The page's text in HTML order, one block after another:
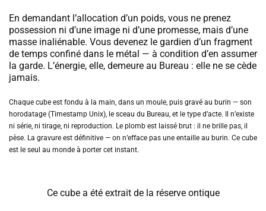
En demandant l’allocation d’un poids, vous ne prenez
possession ni d’une image ni d’une promesse, mais d’une
masse inaliénable. Vous devenez le gardien d’un fragment
de temps confiné dans le métal — à condition d’en assumer
la garde. L’énergie, elle, demeure au Bureau : elle ne se cède
jamais.
Chaque cube est fondu à la main, dans un moule, puis gravé au burin — son
horodatage (Timestamp Unix), le sceau du Bureau, et le type d’acte. Il n’existe
ni série, ni tirage, ni reproduction. Le plomb est laissé brut : il ne brille pas, il
pèse. La gravure est définitive — on n’efface pas une entaille au burin. Ce cube
est le seul au monde à porter cet instant.
Ce cube a été extrait de la réserve ontique